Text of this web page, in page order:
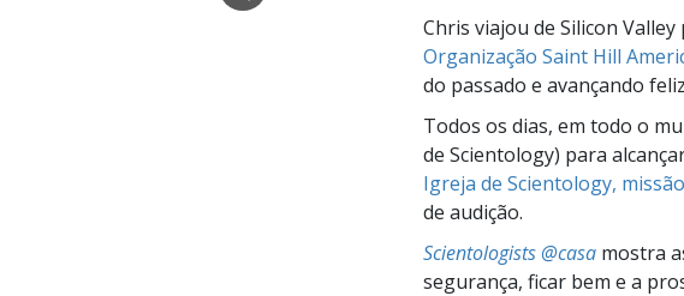
Chris viajou de Silicon
Organização Saint Hill
do passado e avançando
Todos os dias, em todo o
de Scientology) para
Igreja de Scientology,
de audição.
Scientologists @casa mostra
segurança, ficar bem e a